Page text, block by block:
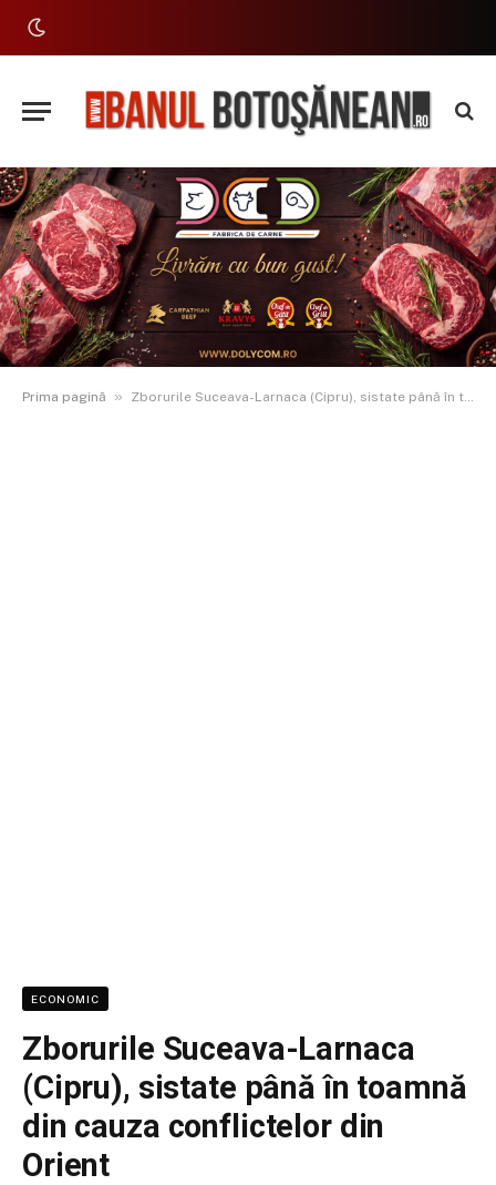
Prima pagină » Zborurile Suceava-Larnaca (Cipru), sistate până în toamnă din cauza conflictelor din Orient
ECONOMIC
Zborurile Suceava-Larnaca
(Cipru), sistate până în toamnă
din cauza conflictelor din
Orient